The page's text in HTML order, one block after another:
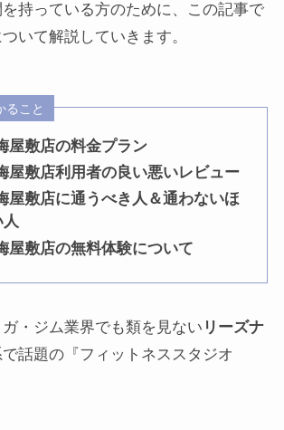
持っている方のために、この記事で
いて解説していきます。
ること
屋敷店の料金プラン
屋敷店利用者の良い悪いレビュー
屋敷店に通うべき人＆通わないほ
人
屋敷店の無料体験について
・ジム業界でも類を見ない リーズナ
話題の『フィットネススタジオ